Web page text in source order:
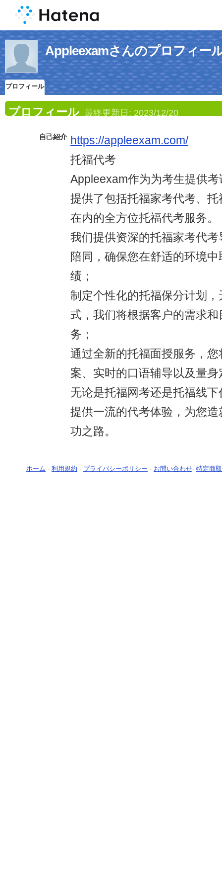
Appleexamさんのプロフィー
プロフィール
プロフィール 最終更新日: 2023/12/20
自己紹介
https://appleexam.com/
托福代考
Appleexam作为为考生提供
提供了包括托福家考代考、
在内的全方位托福代考服务。
我们提供资深的托福家考代
陪同，确保您在舒适的环境
绩；
制定个性化的托福保分计划
式，我们将根据客户的需求
务；
通过全新的托福面授服务，
案、实时的口语辅导以及量
无论是托福网考还是托福线
提供一流的代考体验，为您
功之路。
ホーム - 利用規約 - プライバシーポリシー - お問い合わせ- 特定商